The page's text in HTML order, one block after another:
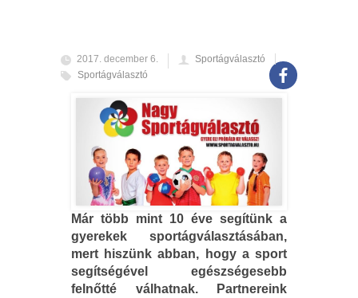
2017. december 6.
Sportágválasztó
Sportágválasztó
Már több mint 10 éve segítünk a
gyerekek sportágválasztásában,
mert hiszünk abban, hogy a sport
segítségével egészségesebb
felnőtté válhatnak. Partnereink